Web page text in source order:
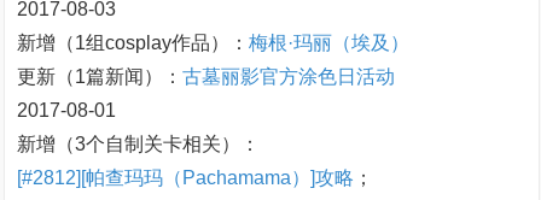
2017-08-03
新增（1组cosplay作品）： 梅根·玛丽（埃及）
更新（1篇新闻）： 古墓丽影官方涂色日活动
2017-08-01
新增（3个自制关卡相关）：
[#2812][帕查玛玛（Pachamama）]攻略 ；